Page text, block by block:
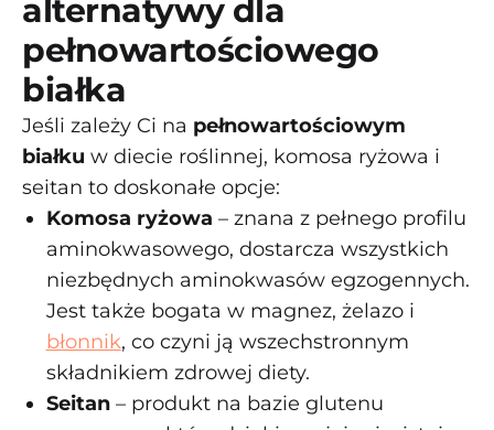
alternatywy dla
pełnowartościowego
białka
Jeśli zależy Ci na pełnowartościowym
białku w diecie roślinnej, komosa ryżowa i
seitan to doskonałe opcje:
Komosa ryżowa – znana z pełnego profilu
aminokwasowego, dostarcza wszystkich
niezbędnych aminokwasów egzogennych.
Jest także bogata w magnez, żelazo i
błonnik, co czyni ją wszechstronnym
składnikiem zdrowej diety.
Seitan– produkt na bazie glutenu